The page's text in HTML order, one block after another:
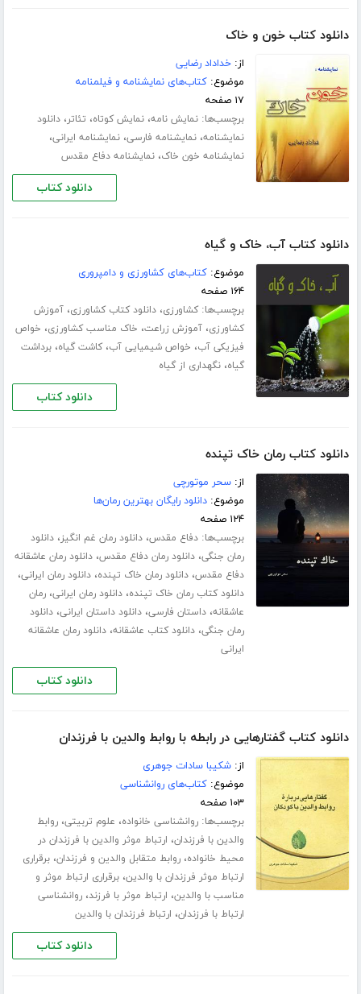
دانلود کتاب خون و خاک
از:خداداد رضایی
موضوع:کتاب‌های نمایشنامه و فیلمنامه
۱۷ صفحه
برچسب‌ها:نمایش نامه،نمایش کوتاه، تئاتر،دانلود
نمایشنامه،نمایشنامه فارسی،نمایشنامه ایرانی،
نمایشنامه خون خاک،نمایشنامه دفاع مقدس
دانلود کتاب
دانلود کتاب آب، خاک و گیاه
موضوع:کتاب‌های کشاورزی و دامپروری
۱۶۴ صفحه
برچسب‌ها:کشاورزی،دانلود کتاب کشاورزی،آموزش
کشاورزی،آموزش زراعت، خاک مناسب کشاورزی، خواص
فیزیکی آب، خواص شیمیایی آب،کاشت گیاه،برداشت
گیاه،نگهداری از گیاه
دانلود کتاب
دانلود کتاب رمان خاک تپنده
از:سحر موتورچی
موضوع:دانلود رایگان بهترین رمان‌ها
۱۲۴ صفحه
برچسب‌ها:دفاع مقدس،دانلود رمان غم انگیز،دانلود
رمان جنگی،دانلود رمان دفاع مقدس،دانلود رمان عاشقانه
دفاع مقدس،دانلود رمان خاک تپنده،دانلود رمان ایرانی،
دانلود کتاب رمان خاک تپنده،دانلود رمان ایرانی،رمان
عاشقانه،داستان فارسی،دانلود داستان ایرانی،دانلود
رمان جنگی،دانلود کتاب عاشقانه،دانلود رمان عاشقانه
ایرانی
دانلود کتاب
دانلود کتاب گفتارهایی در رابطه با روابط والدین با فرزندان
از:شکیبا سادات جوهری
موضوع:کتاب‌های روانشناسی
۱۰۳ صفحه
برچسب‌ها:روانشناسی خانواده، علوم تربیتی،روابط
والدین با فرزندان، ارتباط موثر والدین با فرزندان در
محیط خانواده،روابط متقابل والدین و فرزندان،برقراری
ارتباط موثر فرزندان با والدین،برقراری ارتباط موثر و
مناسب با والدین، ارتباط موثر با فرزند،روانشناسی
ارتباط با فرزندان، ارتباط فرزندان با والدین
دانلود کتاب